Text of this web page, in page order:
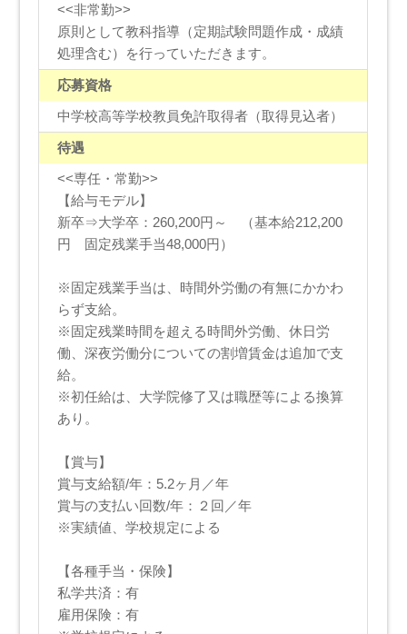
<<非常勤>>
原則として教科指導（定期試験問題作成・成績
処理含む）を行っていただきます。
応募資格
中学校高等学校教員免許取得者（取得見込者）
待遇
<<専任・常勤>>
【給与モデル】
新卒⇒大学卒：260,200円～ （基本給212,200
円 固定残業手当48,000円）
※固定残業手当は、時間外労働の有無にかかわ
らず支給。
※固定残業時間を超える時間外労働、休日労
働、深夜労働分についての割増賃金は追加で支
給。
※初任給は、大学院修了又は職歴等による換算
あり。
【賞与】
賞与支給額/年：5.2ヶ月／年
賞与の支払い回数/年：２回／年
※実績値、学校規定による
【各種手当・保険】
私学共済：有
雇用保険：有